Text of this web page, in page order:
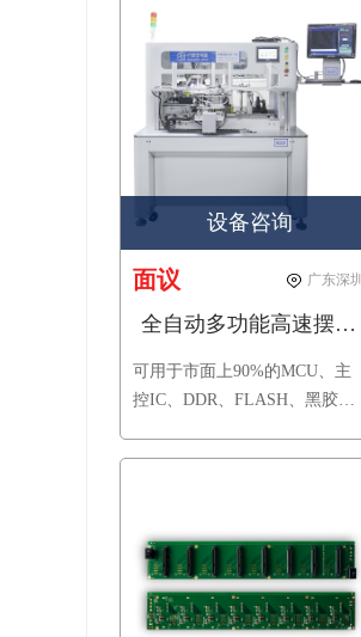
可当移动硬盘使用
设备咨询
面议 广东深圳
全自动多功能高速摆盘机
可用于市面上90%的MCU、主
控IC、DDR、FLASH、黑胶体
规格芯片；兼容市面上常用的
机多功能摆盘工作。